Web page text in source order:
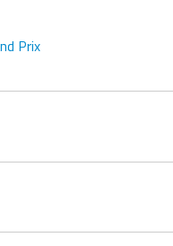
Prix